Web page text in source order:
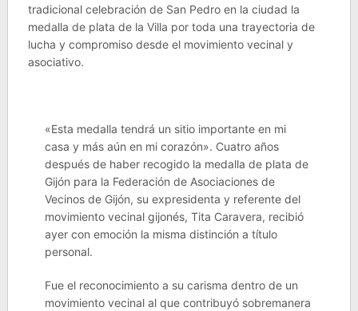
tradicional celebración de San Pedro en la ciudad la
medalla de plata de la Villa por toda una trayectoria de
lucha y compromiso desde el movimiento vecinal y
asociativo.
«Esta medalla tendrá un sitio importante en mi
casa y más aún en mi corazón». Cuatro años
después de haber recogido la medalla de plata de
Gijón para la Federación de Asociaciones de
Vecinos de Gijón, su expresidenta y referente del
movimiento vecinal gijonés, Tita Caravera, recibió
ayer con emoción la misma distinción a título
personal.
Fue el reconocimiento a su carisma dentro de un
movimiento vecinal al que contribuyó sobremanera